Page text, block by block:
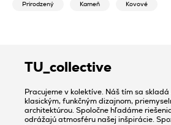
Prirodzený Kameň Kovové
TU_collective
Pracujeme v kolektíve. Náš tím sa
klasickým, funkčným dizajnom,
architektúrou. Spoločne hľadáme
odrážajú atmosféru našej inšpirácie.